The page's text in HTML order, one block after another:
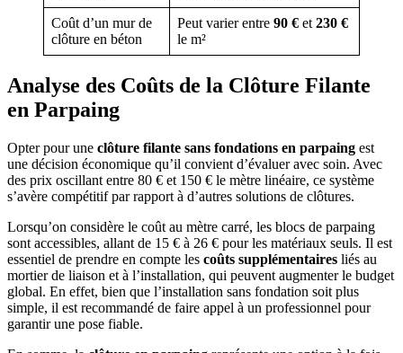
Coût d’un mur de
clôture en béton
Peut varier entre 90 € et 230 €
le m²
Analyse des Coûts de la Clôture Filante
en Parpaing
Opter pour une clôture filante sans fondations en parpaing est
une décision économique qu’il convient d’évaluer avec soin. Avec
des prix oscillant entre 80 € et 150 € le mètre linéaire, ce système
s’avère compétitif par rapport à d’autres solutions de clôtures.
Lorsqu’on considère le coût au mètre carré, les blocs de parpaing
sont accessibles, allant de 15 € à 26 € pour les matériaux seuls. Il est
essentiel de prendre en compte les coûts supplémentaires liés au
mortier de liaison et à l’installation, qui peuvent augmenter le budget
global. En effet, bien que l’installation sans fondation soit plus
simple, il est recommandé de faire appel à un professionnel pour
garantir une pose fiable.